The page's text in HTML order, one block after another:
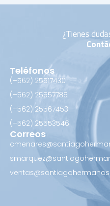
¿Tienes
Teléfonos
(+562) 25517430‬
(+562) 25557785
(+562) 25567453‬
(+562) ‪25553546
Correos